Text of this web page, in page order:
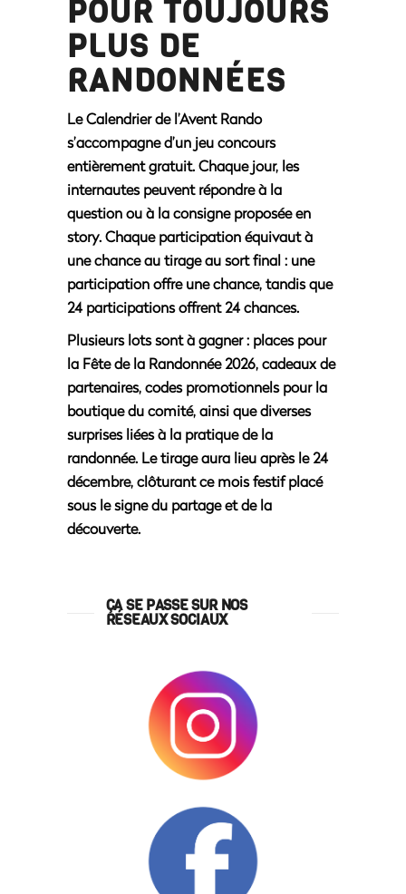
POUR TOUJOURS
PLUS DE
RANDONNÉES
Le Calendrier de l’Avent Rando
s’accompagne d’un jeu concours
entièrement gratuit. Chaque jour, les
internautes peuvent répondre à la
question ou à la consigne proposée en
story. Chaque participation équivaut à
une chance au tirage au sort final : une
participation offre une chance, tandis que
24 participations offrent 24 chances.
Plusieurs lots sont à gagner : places pour
la Fête de la Randonnée 2026, cadeaux de
partenaires, codes promotionnels pour la
boutique du comité, ainsi que diverses
surprises liées à la pratique de la
randonnée. Le tirage aura lieu après le 24
décembre, clôturant ce mois festif placé
sous le signe du partage et de la
découverte.
ÇA SE PASSE SUR NOS
RÉSEAUX SOCIAUX